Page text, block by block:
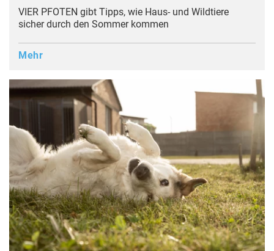
VIER PFOTEN gibt Tipps, wie Haus- und Wildtiere
sicher durch den Sommer kommen
Mehr